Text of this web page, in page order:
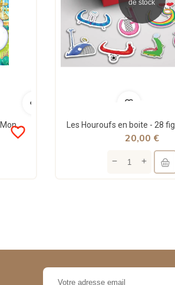
Le voyage Fantastique - Tome 3 - Monde Merveilleux des Houroufs
favorite_border
de stock
20,00 €